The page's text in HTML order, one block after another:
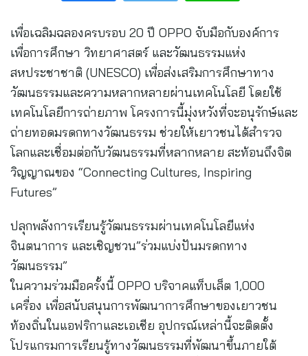
เพื่อเฉลิมฉลองครบรอบ 20 ปี OPPO จับมือกับองค์การ
เพื่อการศึกษา วิทยาศาสตร์ และวัฒนธรรมแห่ง
สหประชาชาติ (UNESCO) เพื่อส่งเสริมการศึกษาทาง
วัฒนธรรมและความหลากหลายผ่านเทคโนโลยี โดยใช้
เทคโนโลยีการถ่ายภาพ โครงการนี้มุ่งหวังที่จะอนุรักษ์และ
ถ่ายทอดมรดกทางวัฒนธรรม ช่วยให้เยาวชนได้สำรวจ
โลกและเชื่อมต่อกับวัฒนธรรมที่หลากหลาย สะท้อนถึงจิต
วิญญาณของ “Connecting Cultures, Inspiring
Futures”
ปลุกพลังการเรียนรู้วัฒนธรรมผ่านเทคโนโลยีแห่ง
จินตนาการ และเชิญชวน”ร่วมแบ่งปันมรดกทาง
วัฒนธรรม”
ในความร่วมมือครั้งนี้ OPPO บริจาคแท็บเล็ต 1,000
เครื่อง เพื่อสนับสนุนการพัฒนาการศึกษาของเยาวชน
ท้องถิ่นในแอฟริกาและเอเชีย อุปกรณ์เหล่านี้จะติดตั้ง
โปรแกรมการเรียนรู้ทางวัฒนธรรมที่พัฒนาขึ้นภายใต้